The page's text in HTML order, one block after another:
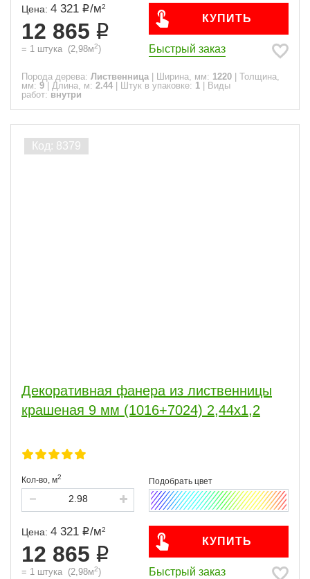
Цена: 4 321 /м2
12 865
= 1 штука (2,98м2)
КУПИТЬ
Быстрый заказ
Порода дерева: Лиственница Ширина, мм: 1220
Толщина,
мм: 9 Длина, м: 2.44 Штук в упаковке: 1
Виды
работ: внутри
Декоративная фанера из лиственницы
крашеная 9 мм (1016+7024) 2,44х1,2
Кол-во, м2
Цена: 4 321 /м2
12 865
= 1 штука (2,98м2)
КУПИТЬ
Быстрый заказ